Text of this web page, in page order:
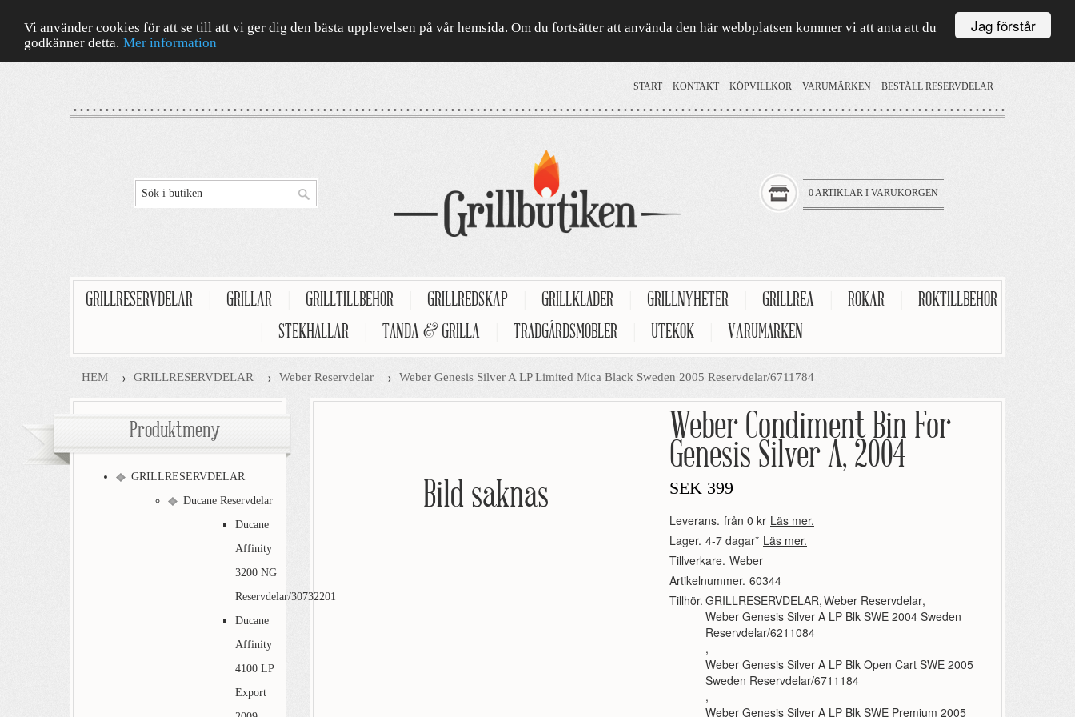
Jag förstår
Vi använder cookies för att se till att vi ger dig den bästa upplevelsen på vår hemsida. Om du fortsätter att använda den här webbplatsen kommer vi att anta att du
godkänner detta. Mer information
START KONTAKT KÖPVILLKOR VARUMÄRKEN BESTÄLL RESERVDELAR
0 ARTIKLAR I VARUKORGEN
GRILLRESERVDELAR GRILLAR GRILLTILLBEHÖR GRILLREDSKAP GRILLKLÄDER GRILLNYHETER GRILLREA RÖKAR
RÖKTILLBEHÖR
STEKHÄLLAR TÄNDA & GRILLA TRÄDGÅRDSMÖBLER UTEKÖK VARUMÄRKEN
HEM → GRILLRESERVDELAR → Weber Reservdelar → Weber Genesis Silver A LP Limited Mica Black Sweden 2005 Reservdelar/6711784
Bild saknas
Weber Condiment Bin For
Genesis Silver A, 2004
SEK 399
Leverans. från 0 kr Läs mer.
Lager. 4-7 dagar* Läs mer.
Tillverkare. Weber
Artikelnummer. 60344
Tillhör. GRILLRESERVDELAR,Weber Reservdelar,
Weber Genesis Silver A LP Blk SWE 2004 Sweden
Reservdelar/6211084
,
Weber Genesis Silver A LP Blk Open Cart SWE 2005
Sweden Reservdelar/6711184
,
Weber Genesis Silver A LP Blk SWE Premium 2005
Produktmeny
GRILLRESERVDELAR
Ducane Reservdelar
Ducane
Affinity
3200 NG
Reservdelar/30732201
Ducane
Affinity
4100 LP
Export